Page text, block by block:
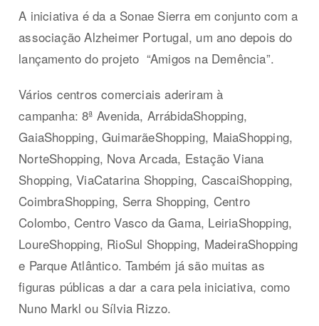
A iniciativa é da a Sonae Sierra em conjunto com a
associação Alzheimer Portugal, um ano depois do
lançamento do projeto “Amigos na Demência”.
Vários centros comerciais aderiram à
campanha: 8ª Avenida, ArrábidaShopping,
GaiaShopping, GuimarãeShopping, MaiaShopping,
NorteShopping, Nova Arcada, Estação Viana
Shopping, ViaCatarina Shopping, CascaiShopping,
CoimbraShopping, Serra Shopping, Centro
Colombo, Centro Vasco da Gama, LeiriaShopping,
LoureShopping, RioSul Shopping, MadeiraShopping
e Parque Atlântico. Também já são muitas as
figuras públicas a dar a cara pela iniciativa, como
Nuno Markl ou Sílvia Rizzo.